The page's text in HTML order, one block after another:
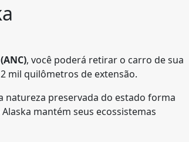
, você poderá retirar o carro de sua
mil quilômetros de extensão.
natureza preservada do estado forma
mantém seus ecossistemas